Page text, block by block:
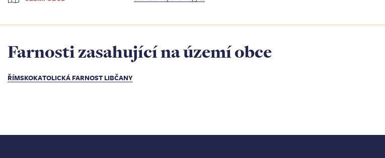
Farnosti zasahující na území obce
ŘÍMSKOKATOLICKÁ FARNOST LIBČANY